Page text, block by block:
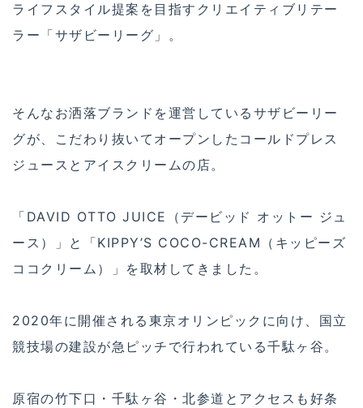
ライフスタイル提案を目指すクリエイティブリテー
ラー「サザビーリーグ」。
そんなお洒落ブランドを運営しているサザビーリー
グが、こだわり抜いてオープンしたコールドプレス
ジュースとアイスクリームの店。
「DAVID OTTO JUICE（デービッド オットー ジュ
ース）」と「KIPPY’S COCO-CREAM（キッピーズ
ココクリーム）」を取材してきました。
2020年に開催される東京オリンピックに向け、国立
競技場の建設が急ピッチで行われている千駄ヶ谷。
原宿の竹下口・千駄ヶ谷・北参道とアクセスも好条